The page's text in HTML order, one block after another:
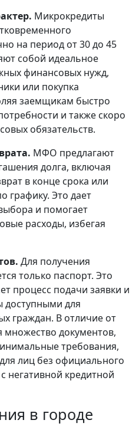
Микрокредиты
на период от 30 до 45
собой идеальное
финансовых нужд,
или покупка
заемщикам быстро
и также скоро
обязательств.
МФО предлагают
долга, включая
в конце срока или
графику. Это дает
и помогает
расходы, избегая
Для получения
только паспорт. Это
процесс подачи заявки и
доступными для
граждан. В отличие от
множество документов,
требования,
лиц без официального
негативной кредитной
в городе